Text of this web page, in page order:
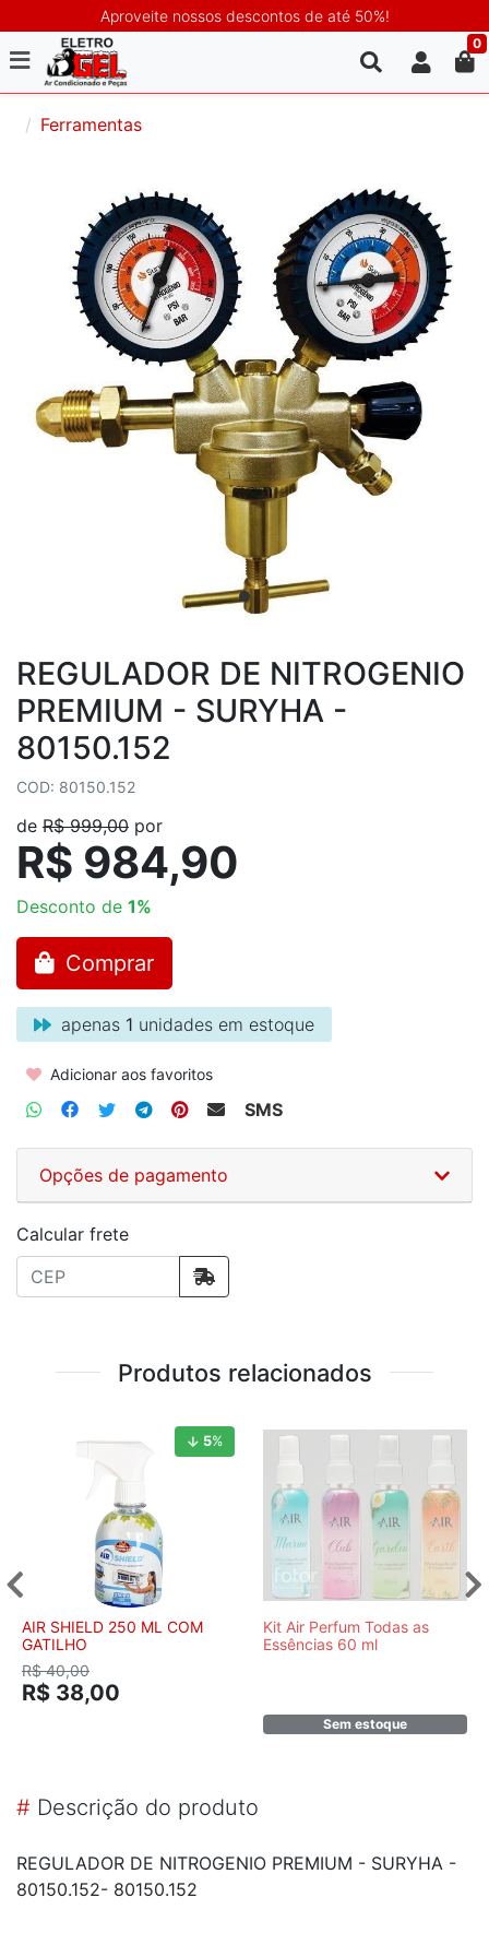
Aproveite nossos descontos de até 50%!
0
Ferramentas
REGULADOR DE NITROGENIO
PREMIUM - SURYHA -
80150.152
COD: 80150.152
de R$ 999,00 por
R$ 984,90
Desconto de 1%
Comprar
apenas 1 unidades em estoque
Adicionar aos favoritos
SMS
Opções de pagamento
Calcular frete
Produtos relacionados
5%
AIR SHIELD 250 ML COM
GATILHO
R$ 40,00
R$ 38,00
Kit Air Perfum Todas as
Essências 60 ml
Sem estoque
# Descrição do produto
REGULADOR DE NITROGENIO PREMIUM - SURYHA -
80150.152- 80150.152